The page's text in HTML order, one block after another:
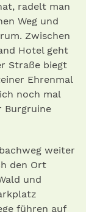
radelt man
Weg und
Zwischen
Hotel geht
Straße biegt
Ehrenmal
noch mal
Burg­ruine
weiter
den Ort
und
führen auf